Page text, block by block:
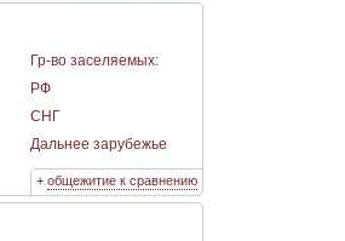
Гр-во заселяемых:
РФ
СНГ
Дальнее зарубежье
+ общежитие к сравнению